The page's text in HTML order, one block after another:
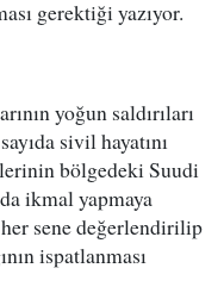
gerektiği yazıyor.
yoğun saldırıları
sivil hayatını
bölgedeki Suudi
ikmal yapmaya
sene değerlendirilip
ispatlanması